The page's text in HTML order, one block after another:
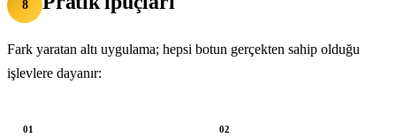
8
Fark yaratan altı uygulama; hepsi botun gerçekten sahip olduğu
işlevlere dayanır:
01 02